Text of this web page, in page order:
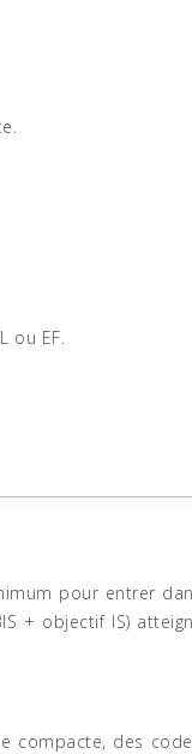
ou EF.
pour entrer
+ objectif IS)
compacte, des